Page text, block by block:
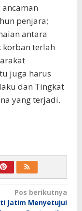
penjara;
antara
korban terlah
juga harus
dan Tingkat
yang terjadi.
Pos berikutnya
Jatim Menyetujui